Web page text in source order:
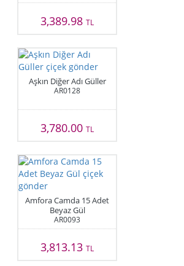
3,389.98TL
Aşkın Diğer Adı Güller
AR0128
3,780.00TL
Amfora Camda 15 Adet
Beyaz Gül
AR0093
3,813.13TL